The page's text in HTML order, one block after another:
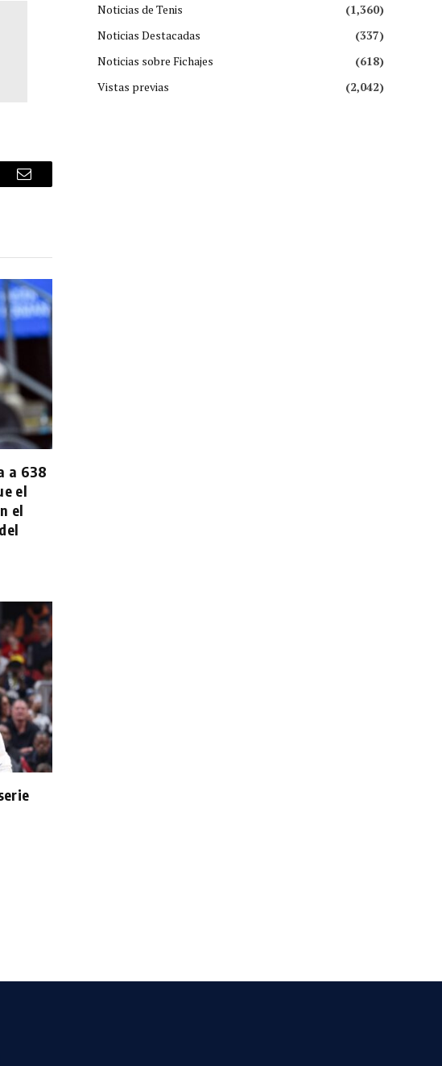
Email
a 638
el
el
Noticias de Tenis
(1,360)
Noticias Destacadas
(337)
Noticias sobre Fichajes
(618)
Vistas previas
(2,042)